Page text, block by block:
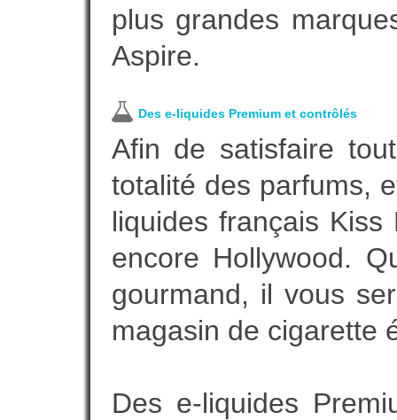
plus grandes
Aspire.
Des e-liquides Premium et contrôlés
Afin de satisfaire
totalité des parfums,
liquides français
encore Hollywood.
gourmand, il vous
magasin de cigarette
Des e-liquides